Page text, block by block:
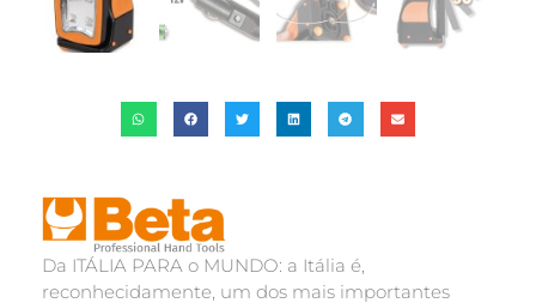
Da ITÁLIA PARA o MUNDO: a Itália é,
reconhecidamente, um dos mais importantes